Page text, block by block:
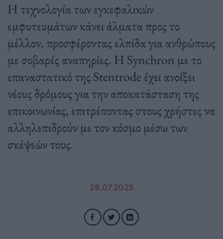
Η τεχνολογία των εγκεφαλικών
εμφυτευμάτων κάνει άλματα προς το
μέλλον, προσφέροντας ελπίδα για ανθρώπους
με σοβαρές αναπηρίες. Η Synchron με το
επαναστατικό της Stentrode έχει ανοίξει
νέους δρόμους για την αποκατάσταση της
επικοινωνίας, επιτρέποντας στους χρήστες να
αλληλεπιδρούν με τον κόσμο μέσω των
σκέψεών τους.
28.07.2025